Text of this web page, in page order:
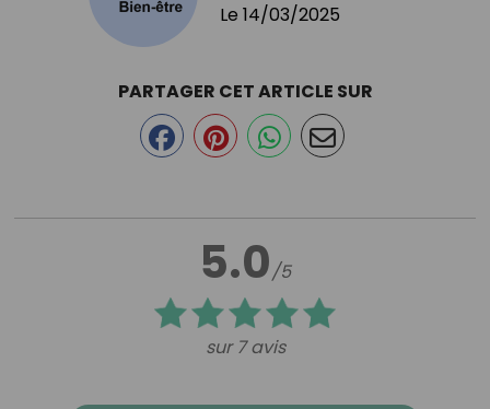
Le 14/03/2025
5.0/5
sur 7 avis
PARTAGER CET ARTICLE SUR